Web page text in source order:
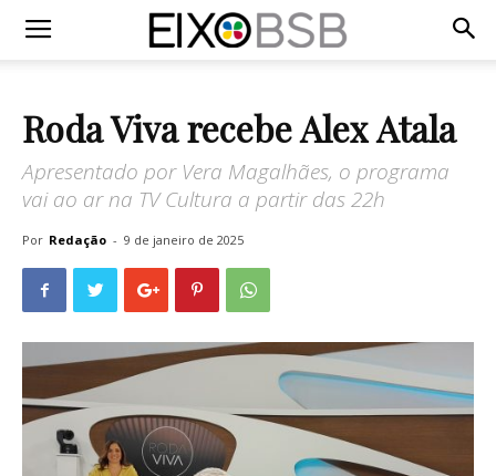
Roda Viva recebe Alex Atala
Apresentado por Vera Magalhães, o programa
vai ao ar na TV Cultura a partir das 22h
Por Redação - 9 de janeiro de 2025